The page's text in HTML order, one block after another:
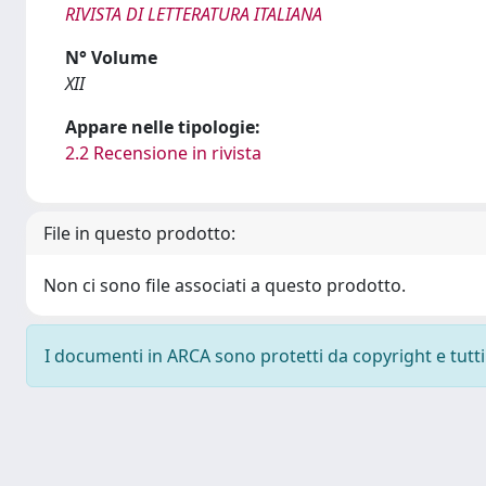
RIVISTA DI LETTERATURA ITALIANA
N° Volume
XII
Appare nelle tipologie:
2.2 Recensione in rivista
File in questo prodotto:
Non ci sono file associati a questo prodotto.
I documenti in ARCA sono protetti da copyright e